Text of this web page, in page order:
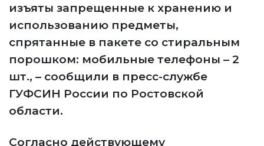
изъяты запрещенные к хранению и
использованию предметы,
спрятанные в пакете со стиральным
порошком: мобильные телефоны – 2
шт., – сообщили в пресс-службе
ГУФСИН России по Ростовской
области.
Согласно действующему